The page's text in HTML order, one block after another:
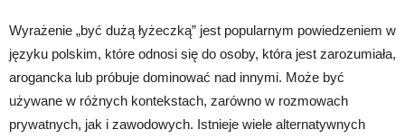
Wyrażenie „być dużą łyżeczką” jest popularnym powiedzeniem w
języku polskim, które odnosi się do osoby, która jest zarozumiała,
arogancka lub próbuje dominować nad innymi. Może być
używane w różnych kontekstach, zarówno w rozmowach
prywatnych, jak i zawodowych. Istnieje wiele alternatywnych